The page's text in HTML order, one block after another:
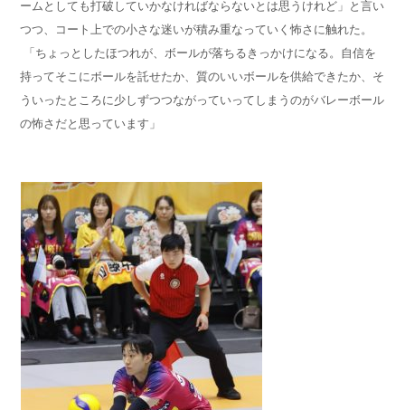
ームとしても打破していかなければならないとは思うけれど」と言い
つつ、コート上での小さな迷いが積み重なっていく怖さに触れた。
「ちょっとしたほつれが、ボールが落ちるきっかけになる。自信を
持ってそこにボールを託せたか、質のいいボールを供給できたか、そ
ういったところに少しずつつながっていってしまうのがバレーボール
の怖さだと思っています」